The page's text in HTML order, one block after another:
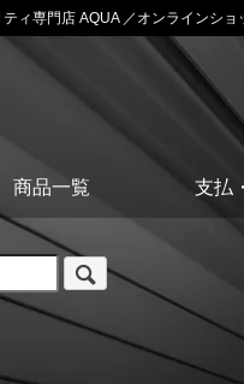
ィ専門店 AQUA ／オンラインショ
商品一覧 支払